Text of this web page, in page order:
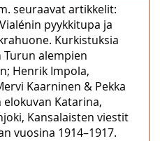
seuraavat artikkelit:
pyykkitupa ja
Kurkistuksia
Turun alempien
Henrik Impola,
Kaarninen & Pekka
Katarina,
Kansalaisten viestit
vuosina 1914–1917.